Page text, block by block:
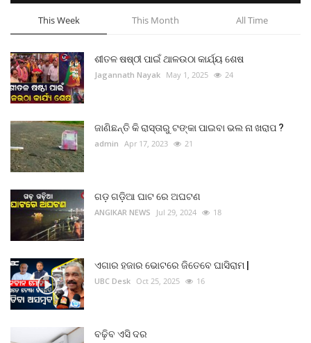
ସ୍ୱାସ୍ଥ୍ୟ ହିଁ ସମ୍ପଦ
ବେପାର ବଣିଜ
ଜାଣିବା କଥା
ହାଣ୍ଡିଶାଳ
ସଂସ୍କୃତି
ମନୋରଂଜନ
ଖେଳ ଖବର
ରାଜ୍ୟ
ଗଳ୍ପ ଓ କବିତା
ଅଭୁଲା କଥା
This Week This Month All Time
ଶୀତଳ ଷଷ୍ଠୀ ପାଇଁ ଥାଳଉଠା କାର୍ଯ୍ୟ ଶେଷ
Jagannath Nayak May 1, 2025 24
ଜାଣିଛନ୍ତି କି ରାସ୍ତାରୁ ଟଙ୍କା ପାଇବା ଭଲ ନା ଖରାପ ?
admin Apr 17, 2023 21
ଗଡ଼ ଗଡ଼ିଆ ଘାଟ ରେ ଅଘଟଣ
ANGIKAR NEWS Jul 29, 2024 18
ଏଗାର ହଜାର ଭୋଟରେ ଜିତେବେ ଘାସିରାମ |
UBC Desk Oct 25, 2025 16
ବଢ଼ିବ ଏସି ଦର